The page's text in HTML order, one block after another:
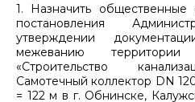
1. Назначить
постановления
утверждении
межеванию территории
«Строительство
Самотечный коллектор DN
= 122 м в г. Обнинске,